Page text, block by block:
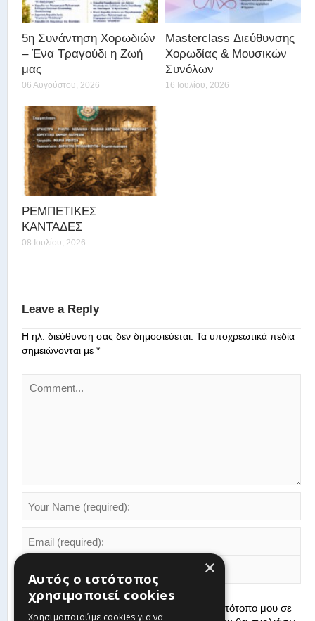
5η Συνάντηση Χορωδιών
– Ένα Τραγούδι η Ζωή
μας
06 Αυγούστου, 2026
Masterclass Διεύθυνσης
Χορωδίας & Μουσικών
Συνόλων
16 Ιουλίου, 2026
ΡΕΜΠΕΤΙΚΕΣ
ΚΑΝΤΑΔΕΣ
08 Ιουλίου, 2026
Leave a Reply
Η ηλ. διεύθυνση σας δεν δημοσιεύεται. Τα υποχρεωτικά πεδία
σημειώνονται με *
Αποθήκευσε το όνομά μου, email, και τον ιστότοπο μου σε
×
Αυτός ο ιστότοπος
χρησιμοποιεί cookies
Χρησιμοποιούμε cookies για να